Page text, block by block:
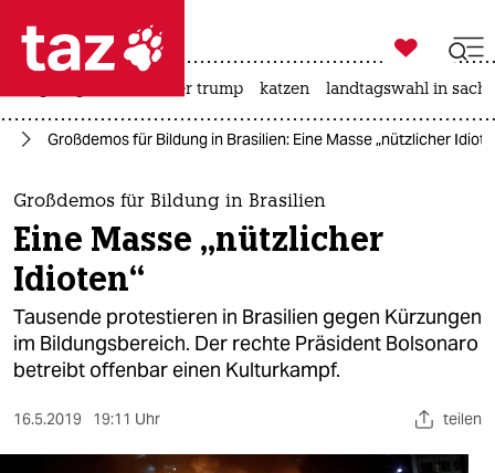
 taz zahl ich
taz zahl ich
themen
politik
öko
gesellschaft
sport

taz zahl ich
usa unter trump katzen landtagswahl in
Großdemos für Bildung in Brasilien: Eine Masse „nützlicher
Großdemos für Bildung in Brasilien
Eine Masse „nützlicher
Idioten“
Tausende protestieren in Brasilien gegen Kürzungen
im Bildungsbereich. Der rechte Präsident Bolsonaro
betreibt offenbar einen Kulturkampf.
16.5.2019 19:11 Uhr teilen